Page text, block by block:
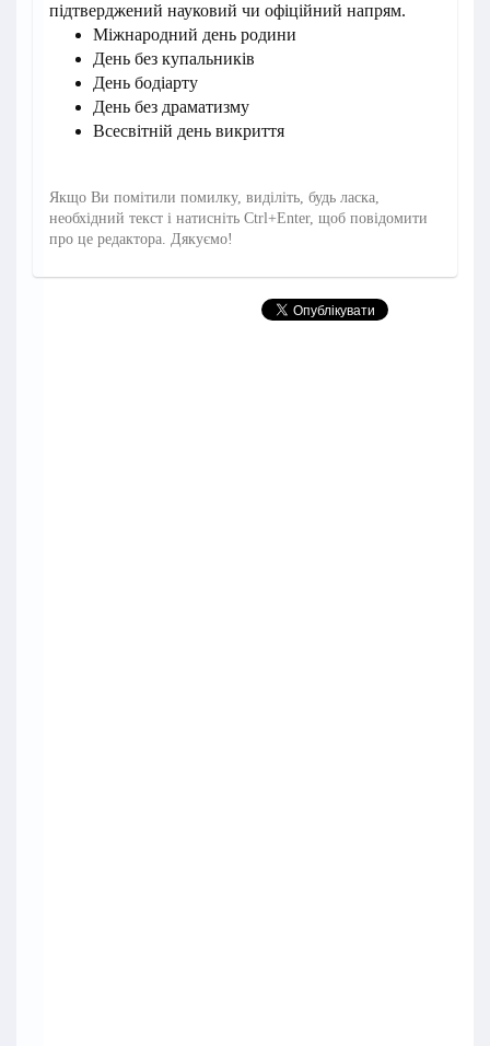
підтверджений науковий чи офіційний напрям.
Міжнародний день родини
День без купальників
День бодіарту
День без драматизму
Всесвітній день викриття
Якщо Ви помітили помилку, виділіть, будь ласка,
необхідний текст і натисніть Ctrl+Enter, щоб повідомити
про це редактора. Дякуємо!